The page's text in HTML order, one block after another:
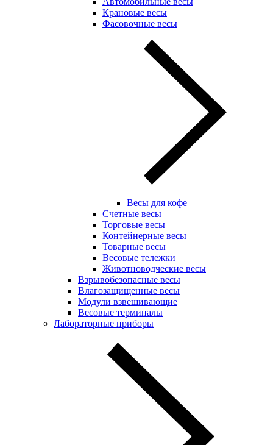
Крановые весы
Фасовочные весы
Весы для кофе
Счетные весы
Торговые весы
Контейнерные весы
Товарные весы
Весовые тележки
Животноводческие весы
Взрывобезопасные весы
Влагозащищенные весы
Модули взвешивающие
Весовые терминалы
Лабораторные приборы